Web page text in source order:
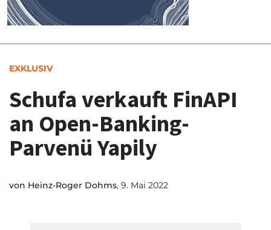
EXKLUSIV
Schufa verkauft FinAPI
an Open-Banking-
Parvenü Yapily
von Heinz-Roger Dohms, 9. Mai 2022